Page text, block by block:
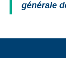
générale